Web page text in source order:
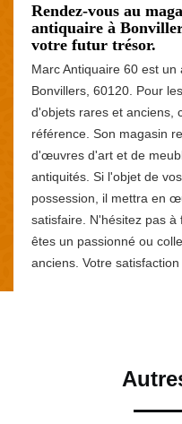
Rendez-vous au
antiquaire à
votre futur trésor.
Marc Antiquaire 60 est
Bonvillers, 60120. Pour
d'objets rares et anciens,
référence. Son magasin
d'œuvres d'art et de
antiquités. Si l'objet de
possession, il mettra en
satisfaire. N'hésitez pas
êtes un passionné ou
anciens. Votre satisfaction